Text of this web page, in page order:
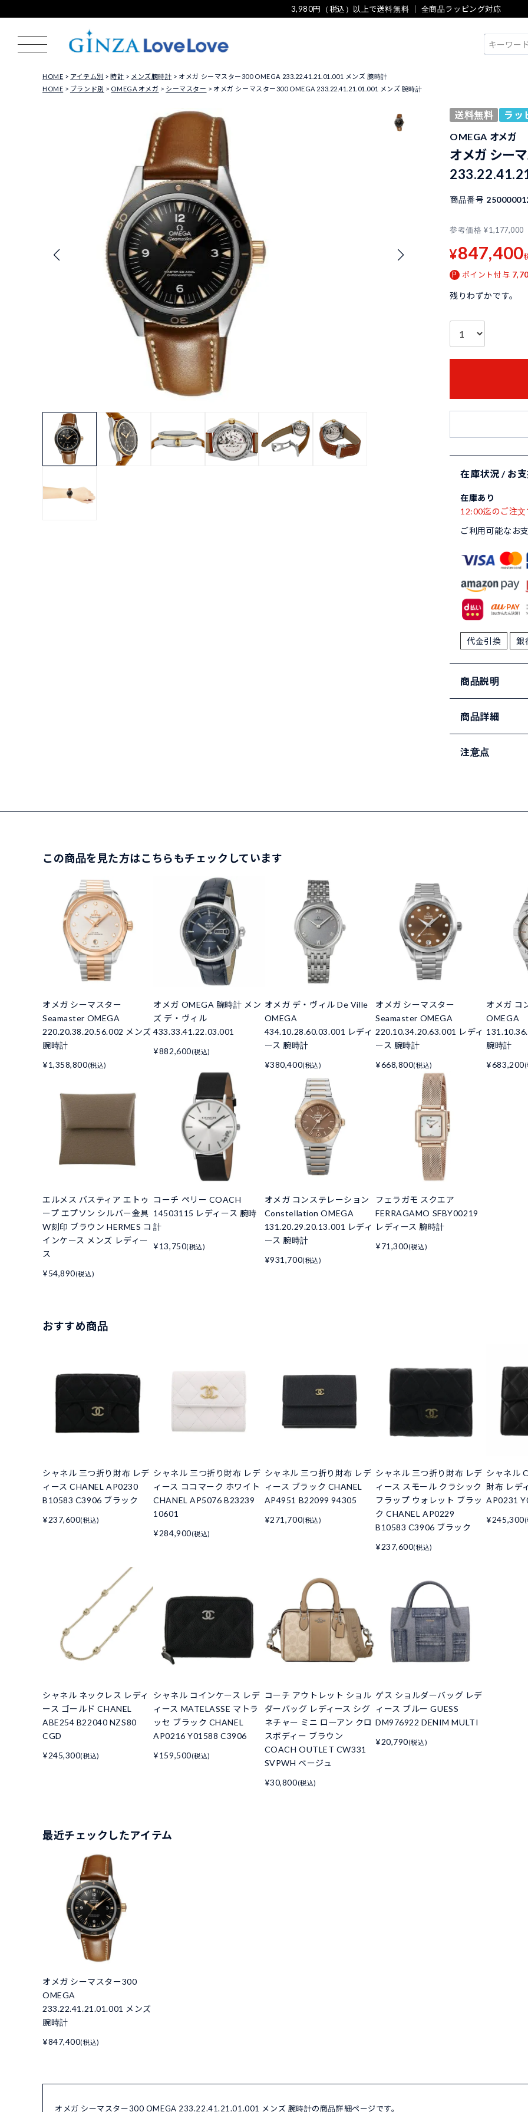
3,980円（税込）以上で送料無料 ｜ 全商品ラッピング対応
HOME アイテム別 時計 メンズ腕時計
オメガ シーマスター300 OMEGA 233.22.41.21.01.001 メンズ 腕時計
HOME
ブランド別 OMEGA オメガ シーマスター オメガ シーマスター300 OMEGA 233.22.41.21.01.001 メンズ 腕時計
送料無料
ラッ
OMEGA オメガ
オメガ シー
商品番号
参考価格 ¥1,177,000
¥847,400
ポイント付与
残りわずかです。
在庫状況 / お
在庫あり
12:00迄のご注
ご利用可能なお
代金引換 銀
商品説明
商品詳細
注意点
この商品を見た方はこちらもチェックしています
オメガ シーマスター
Seamaster OMEGA
220.20.38.20.56.002 メンズ
腕時計
¥1,358,800(税込)
オメガ OMEGA 腕時計 メン
ズ デ・ヴィル
433.33.41.22.03.001
¥882,600(税込)
オメガ デ・ヴィル De Ville
OMEGA
434.10.28.60.03.001 レディ
ース 腕時計
¥380,400(税込)
オメガ シーマスター
Seamaster OMEGA
220.10.34.20.63.001 レディ
ース 腕時計
¥668,800(税込)
オメガ コ
OMEGA
腕時計
¥683,200
エルメス バスティア エトゥ
ープ エプソン シルバー金具
W刻印 ブラウン HERMES コ
インケース メンズ レディー
ス
¥54,890(税込)
コーチ ペリー COACH
14503115 レディース 腕時
計
¥13,750(税込)
オメガ コンステレーション
Constellation OMEGA
131.20.29.20.13.001 レディ
ース 腕時計
¥931,700(税込)
フェラガモ スクエア
FERRAGAMO SFBY00219
レディース 腕時計
¥71,300(税込)
おすすめ商品
シャネル 三つ折り財布 レデ
ィース CHANEL AP0230
B10583 C3906 ブラック
¥237,600(税込)
シャネル 三つ折り財布 レデ
ィース ココマーク ホワイト
CHANEL AP5076 B23239
10601
¥284,900(税込)
シャネル 三つ折り財布 レデ
ィース ブラック CHANEL
AP4951 B22099 94305
¥271,700(税込)
シャネル 三つ折り財布 レデ
ィース スモール クラシック
フラップ ウォレット ブラッ
ク CHANEL AP0229
B10583 C3906 ブラック
¥237,600(税込)
シャネル
財布 レデ
AP0231
¥245,300
シャネル ネックレス レディ
ース ゴールド CHANEL
ABE254 B22040 NZS80
CGD
¥245,300(税込)
シャネル コインケース レデ
ィース MATELASSE マトラ
ッセ ブラック CHANEL
AP0216 Y01588 C3906
¥159,500(税込)
コーチ アウトレット ショル
ダーバッグ レディース シグ
ネチャー ミニ ローアン クロ
スボディー ブラウン
COACH OUTLET CW331
SVPWH ベージュ
¥30,800(税込)
ゲス ショルダーバッグ レデ
ィース ブルー GUESS
DM976922 DENIM MULTI
¥20,790(税込)
最近チェックしたアイテム
オメガ シーマスター300
OMEGA
233.22.41.21.01.001 メンズ
腕時計
¥847,400(税込)
オメガ シーマスター300 OMEGA 233.22.41.21.01.001 メンズ 腕時計の商品詳細ページです。